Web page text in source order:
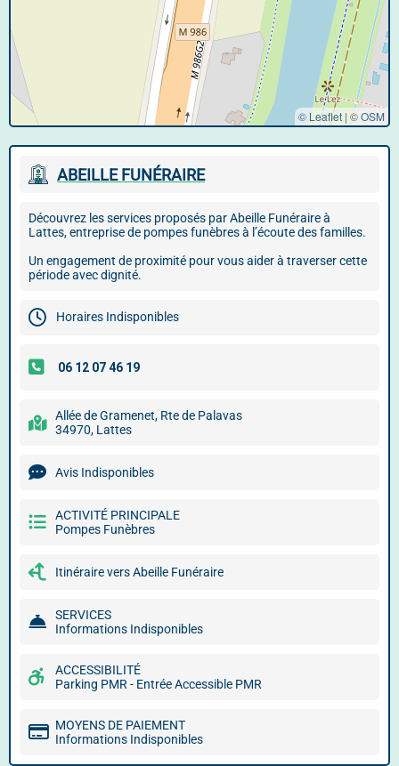
© Leaflet | ©OSM
ABEILLE FUNÉRAIRE
Découvrez les services proposés par Abeille Funéraire à
Lattes, entreprise de pompes funèbres à l’écoute des familles.
Un engagement de proximité pour vous aider à traverser cette
période avec dignité.
Horaires Indisponibles
Allée de Gramenet, Rte de Palavas
34970, Lattes
Avis Indisponibles
ACTIVITÉ PRINCIPALE
Pompes Funèbres
Itinéraire vers Abeille Funéraire
SERVICES
Informations Indisponibles
ACCESSIBILITÉ
Parking PMR - Entrée Accessible PMR
MOYENS DE PAIEMENT
Informations Indisponibles